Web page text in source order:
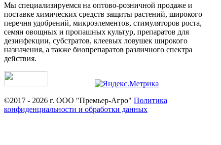
Мы специализируемся на оптово-розничной продаже и
поставке химических средств защиты растений, широкого
перечня удобрений, микроэлементов, стимуляторов роста,
семян овощных и пропашных культур, препаратов для
дезинфекции, субстратов, клеевых ловушек широкого
назначения, а также биопрепаратов различного спектра
действия.
©2017 - 2026 г. ООО "Премьер-Агро" Политика
конфиденциальности и обработки данных